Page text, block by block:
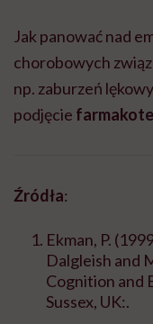
Jak panować nad
chorobowych
np. zaburzeń
podjęcie
Źródła:
Ekman, P.
Dalgleish and
Cognition and
Sussex, UK:.